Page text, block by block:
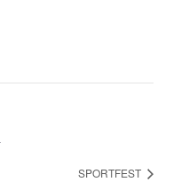
SPORTFEST